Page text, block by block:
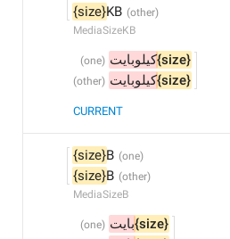
{size}KB
MediaSizeKB
{size}کیلوبایت
{size}کیلوبایت
CURRENT
{size}B
{size}B
MediaSizeB
{size}بایت